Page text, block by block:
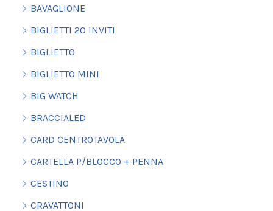
BAVAGLIONE
BIGLIETTI 20 INVITI
BIGLIETTO
BIGLIETTO MINI
BIG WATCH
BRACCIALED
CARD CENTROTAVOLA
CARTELLA P/BLOCCO + PENNA
CESTINO
CRAVATTONI